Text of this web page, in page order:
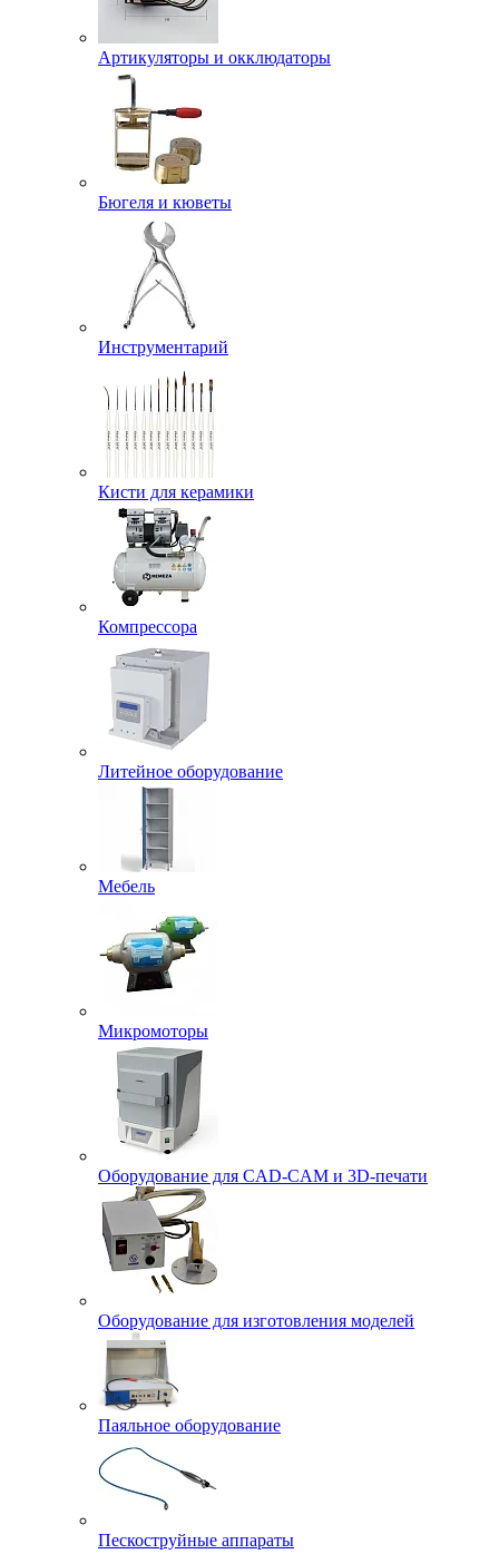
Артикуляторы и окклюдаторы
Бюгеля и кюветы
Инструментарий
Кисти для керамики
Компрессора
Литейное оборудование
Мебель
Микромоторы
Оборудование для CAD-CAM и 3D-печати
Оборудование для изготовления моделей
Паяльное оборудование
Пескоструйные аппараты